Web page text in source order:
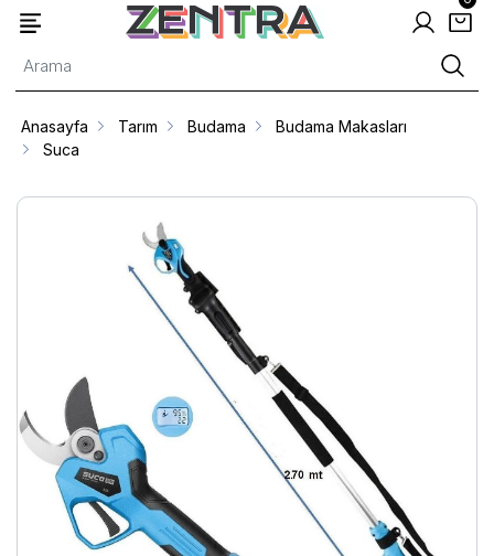
Anasayfa Tarım Budama
Budama Makasları
Suca